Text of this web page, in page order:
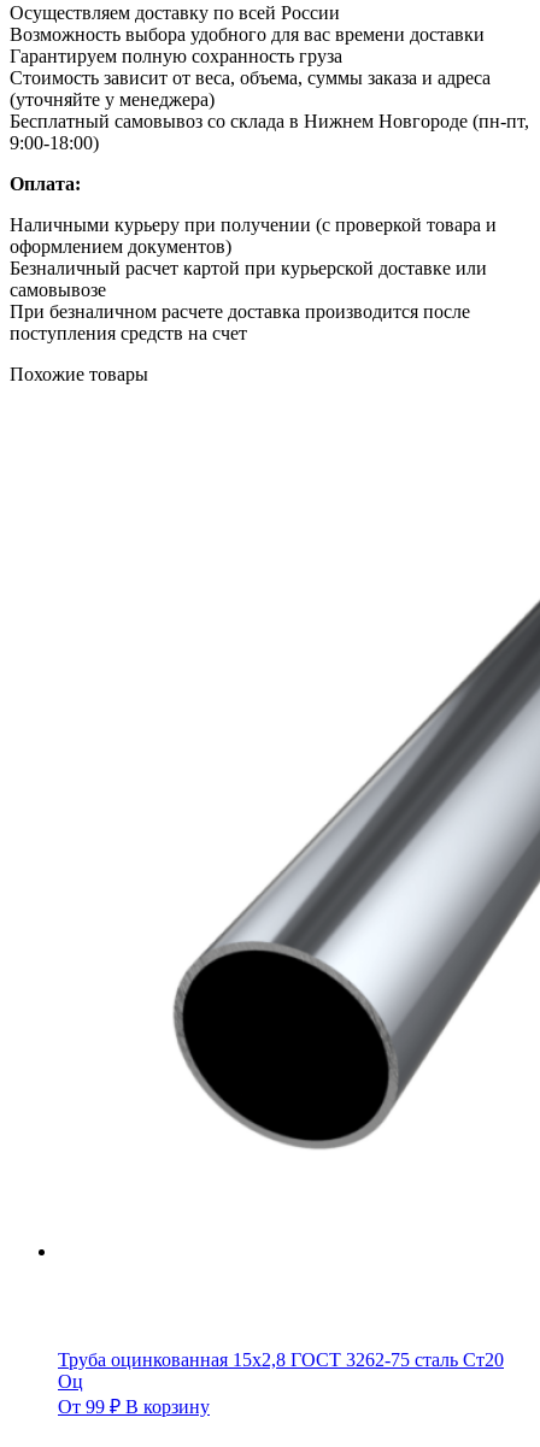
Осуществляем доставку по всей России
Возможность выбора удобного для вас времени доставки
Гарантируем полную сохранность груза
Стоимость зависит от веса, объема, суммы заказа и адреса
(уточняйте у менеджера)
Бесплатный самовывоз со склада в Нижнем Новгороде (пн-пт,
9:00-18:00)
Оплата:
Наличными курьеру при получении (с проверкой товара и
оформлением документов)
Безналичный расчет картой при курьерской доставке или
самовывозе
При безналичном расчете доставка производится после
поступления средств на счет
Похожие товары
Труба оцинкованная 15х2,8 ГОСТ 3262-75 сталь Ст20
Оц
От 99 ₽ В корзину